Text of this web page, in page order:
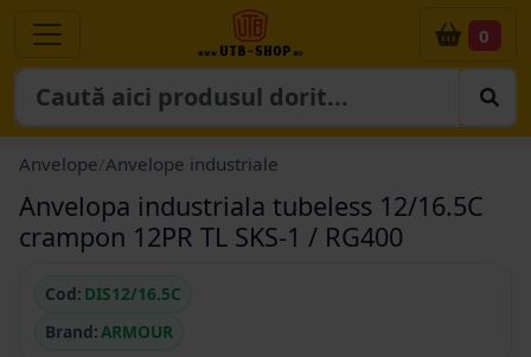
0
Anvelope Anvelope industriale
Anvelopa industriala tubeless 12/16.5C
crampon 12PR TL SKS-1 / RG400
Cod: DIS12/16.5C
Brand:ARMOUR